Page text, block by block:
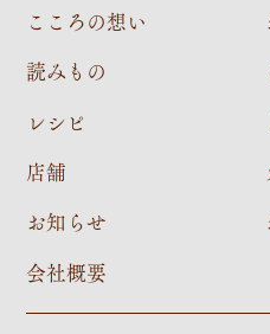
こころの想い
読みもの
レシピ
店舗
お知らせ
会社概要